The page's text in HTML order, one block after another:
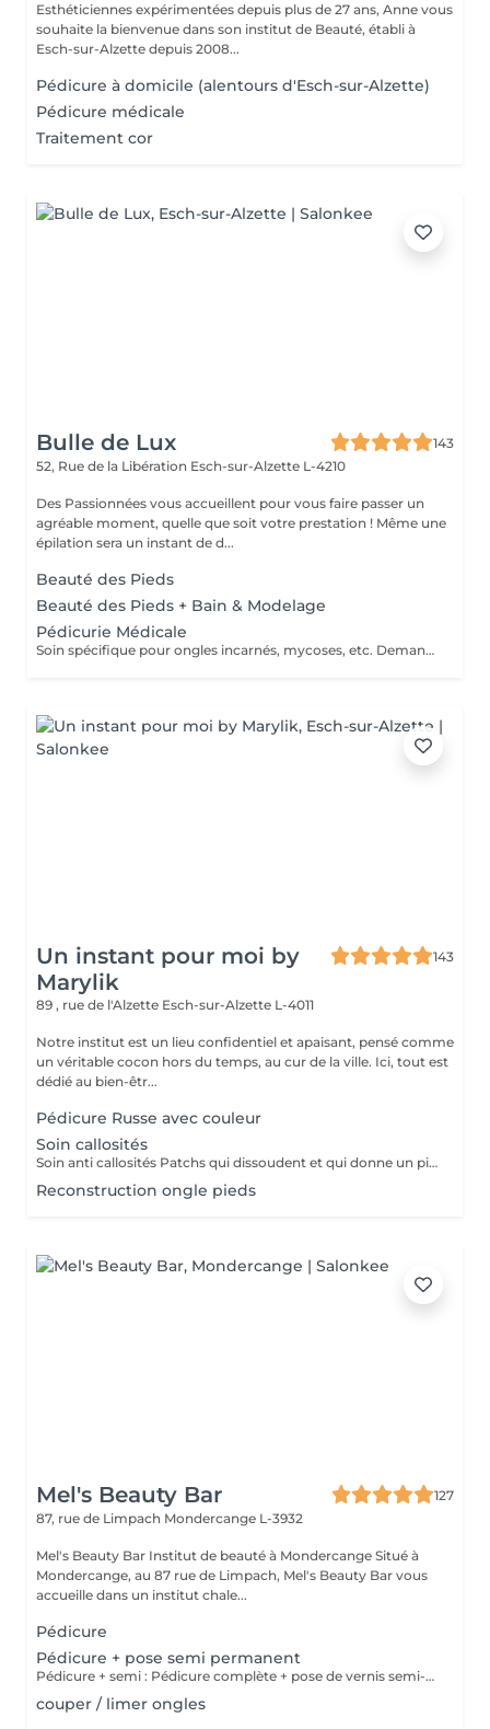
Esthéticiennes expérimentées depuis plus de 27 ans, Anne vous
souhaite la bienvenue dans son institut de Beauté, établi à
Esch-sur-Alzette depuis 2008...
Pédicure à domicile (alentours d'Esch-sur-Alzette)
Pédicure médicale
Traitement cor
Bulle de Lux
143
52, Rue de la Libération Esch-sur-Alzette L-4210
Des Passionnées vous accueillent pour vous faire passer un
agréable moment, quelle que soit votre prestation ! Même une
épilation sera un instant de d...
Beauté des Pieds
Beauté des Pieds + Bain & Modelage
Pédicurie Médicale
Soin spécifique pour ongles incarnés, mycoses, etc. Demandez conseils.
Un instant pour moi by
Marylik
143
89 , rue de l'Alzette Esch-sur-Alzette L-4011
Notre institut est un lieu confidentiel et apaisant, pensé comme
un véritable cocon hors du temps, au cur de la ville. Ici, tout est
dédié au bien-êtr...
Pédicure Russe avec couleur
Soin callosités
Soin anti callosités Patchs qui dissoudent et qui donne un pieds de bébé
Reconstruction ongle pieds
Mel's Beauty Bar
127
87, rue de Limpach Mondercange L-3932
Mel's Beauty Bar Institut de beauté à Mondercange Situé à
Mondercange, au 87 rue de Limpach, Mel's Beauty Bar vous
accueille dans un institut chale...
Pédicure
Pédicure + pose semi permanent
Pédicure + semi : Pédicure complète + pose de vernis semi-permanent.
couper / limer ongles